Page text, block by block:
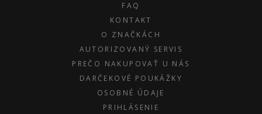
FAQ
KONTAKT
O ZNAČKÁCH
AUTORIZOVANÝ SERVIS
PREČO NAKUPOVAŤ U NÁS
DARČEKOVÉ POUKÁŽKY
OSOBNÉ ÚDAJE
PRIHLÁSENIE